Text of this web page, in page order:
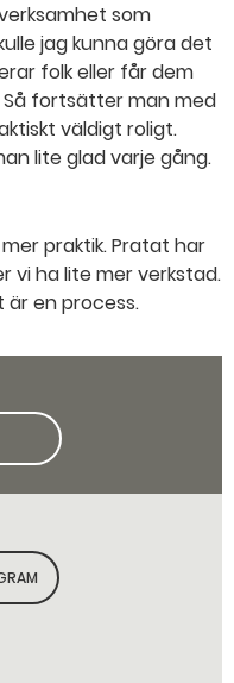
som
jag kunna göra det
folk eller får dem
fortsätter man med
väldigt roligt.
lite glad varje gång.
praktik. Pratat har
vi ha lite mer verkstad.
är en process.
DELA SIDAN PÅ